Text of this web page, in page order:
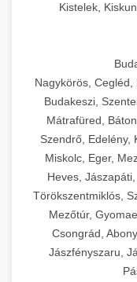
Kistelek,
Nagykörös, Cegléd,
Budakeszi,
Mátrafüred,
Szendrő, Edelény,
Miskolc, Eger,
Heves,
Törökszentmiklós,
Mezőtúr,
Csongrád,
Jászfényszaru,